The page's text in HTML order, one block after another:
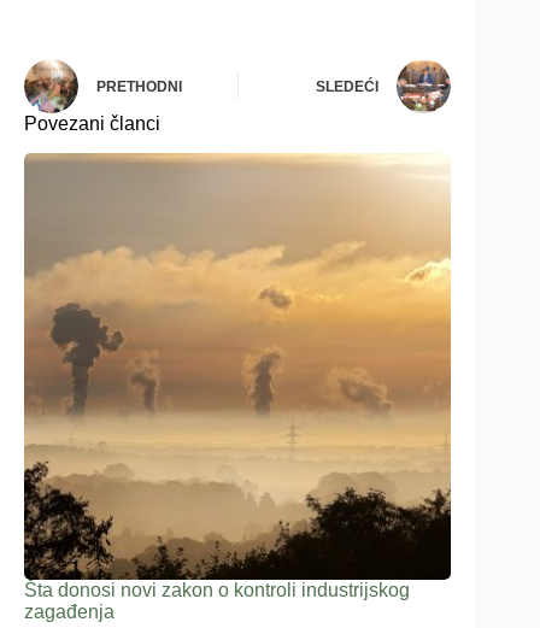
PRETHODNI SLEDEĆI
Povezani članci
Šta donosi novi zakon o kontroli industrijskog
zagađenja